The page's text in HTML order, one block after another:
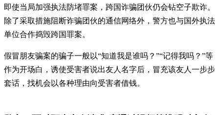
即使当局加强执法防堵罪案，跨国诈骗团伙仍会钻空子欺诈。
除了采取措施阻断诈骗团伙的通信网络外，警方也与国外执法
单位合作捣毁跨国罪案。
假冒朋友骗案的骗子一般以“知道我是谁吗？”“记得我吗？”等
作为开场白，诱使受害者说出友人名字后，冒充该友人一步步
套话，找机会以各种理由向受害者借钱。